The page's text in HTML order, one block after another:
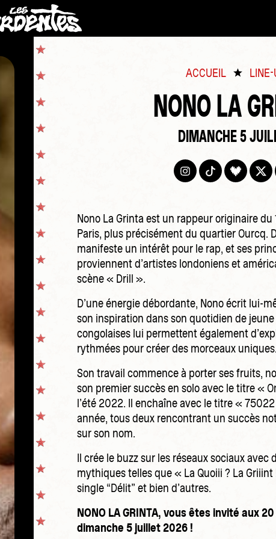
ACCUEIL LINE-
NONO LA
DIMANCHE 5
Nono La Grinta est un rappeur originaire du
Paris, plus précisément du quartier Ourcq.
manifeste un intérêt pour le rap, et ses
proviennent d’artistes londoniens et
scène « Drill ».
D’une énergie débordante, Nono écrit lui-
son inspiration dans son quotidien de
congolaises lui permettent également
rythmées pour créer des morceaux uniques.
Son travail commence à porter ses fruits,
son premier succès en solo avec le titre «
l’été 2022. Il enchaîne avec le titre «
année, tous deux rencontrant un succès
sur son nom.
Il crée le buzz sur les réseaux sociaux
mythiques telles que « La Quoiii ? La
single “Délit” et bien d’autres.
NONO LA GRINTA, vous êtes invité aux
dimanche 5 juillet 2026 !